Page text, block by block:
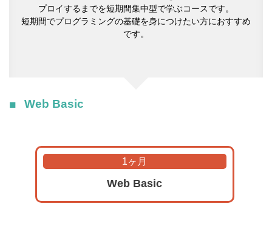
プロイするまでを短期間集中型で学ぶコースです。
短期間でプログラミングの基礎を身につけたい方におすすめ
です。
Web Basic
1ヶ月
Web Basic